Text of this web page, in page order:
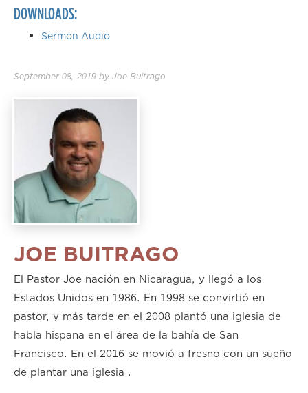
DOWNLOADS:
Sermon Audio
September 08, 2019 by Joe Buitrago
JOE BUITRAGO
El Pastor Joe nación en Nicaragua, y llegó a los
Estados Unidos en 1986. En 1998 se convirtió en
pastor, y más tarde en el 2008 plantó una iglesia de
habla hispana en el área de la bahía de San
Francisco. En el 2016 se movió a fresno con un sueño
de plantar una iglesia .